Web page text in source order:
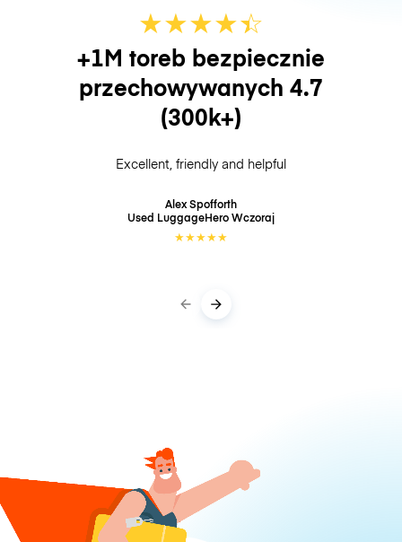
★★★★☆
★
+1M toreb bezpiecznie
przechowywanych 4.7
(300k+)
Excellent, friendly and helpful
Alex Spofforth
Used LuggageHeroWczoraj
★★★★★